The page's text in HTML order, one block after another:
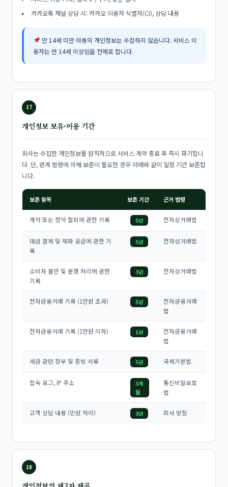
카카오톡 채널 상담 시: 카카오 이용자 식별자(CI), 상담 내용
만 14세 미만 아동의 개인정보는 수집하지 않습니다. 서비스 이
용자는 만 14세 이상임을 전제로 합니다.
17
개인정보 보유·이용 기간
회사는 수집한 개인정보를 원칙적으로 서비스 계약 종료 후 즉시 파기합니
다. 단, 관계 법령에 의해 보존이 필요한 경우 아래와 같이 일정 기간 보존합
니다.
보존 항목 보존 기간 근거 법령
계약 또는 청약 철회에 관한 기록 5년 전자상거래법
대금 결제 및 재화 공급에 관한 기
록
5년 전자상거래법
소비자 불만 및 분쟁 처리에 관한
기록
3년 전자상거래법
전자금융거래 기록 (1만원 초과) 5년
전자금융거래
법
전자금융거래 기록 (1만원 이하) 1년
전자금융거래
법
세금 관련 장부 및 증빙 서류 5년 국세기본법
접속 로그, IP 주소
3개
월
통신비밀보호
법
고객 상담 내용 (민원 처리) 3년 회사 방침
18